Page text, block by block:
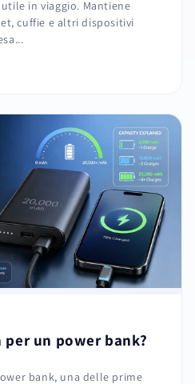
in viaggio. Mantiene
cuffie e altri dispositivi
per un power bank?
bank, una delle prime